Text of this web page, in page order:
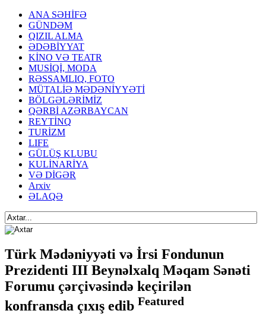
ANA SƏHİFƏ
GÜNDƏM
QIZIL ALMA
ƏDƏBİYYAT
KİNO VƏ TEATR
MUSİQİ, MODA
RƏSSAMLIQ, FOTO
MÜTALİƏ MƏDƏNİYYƏTİ
BÖLGƏLƏRİMİZ
QƏRBİ AZƏRBAYCAN
REYTİNQ
TURİZM
LIFE
GÜLÜŞ KLUBU
KULİNARİYA
VƏ DİGƏR
Arxiv
ƏLAQƏ
Türk Mədəniyyəti və İrsi Fondunun
Prezidenti III Beynəlxalq Məqam Sənəti
Forumu çərçivəsində keçirilən
konfransda çıxış edib Featured